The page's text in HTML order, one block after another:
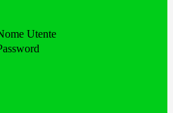
Utente